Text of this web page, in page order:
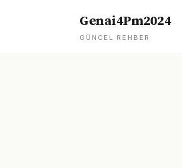
Genai4Pm2024
GÜNCEL REHBER